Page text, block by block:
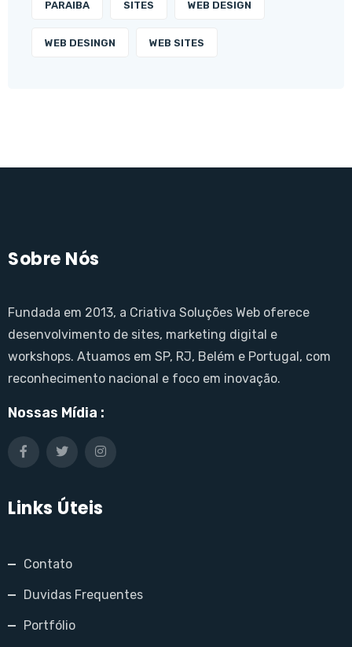
PARAIBA SITES WEB DESIGN
WEB DESINGN WEB SITES
Sobre Nós
Fundada em 2013, a Criativa Soluções Web oferece
desenvolvimento de sites, marketing digital e
workshops. Atuamos em SP, RJ, Belém e Portugal, com
reconhecimento nacional e foco em inovação.
Nossas Mídia :
Links Úteis
Contato
Duvidas Frequentes
Portfólio